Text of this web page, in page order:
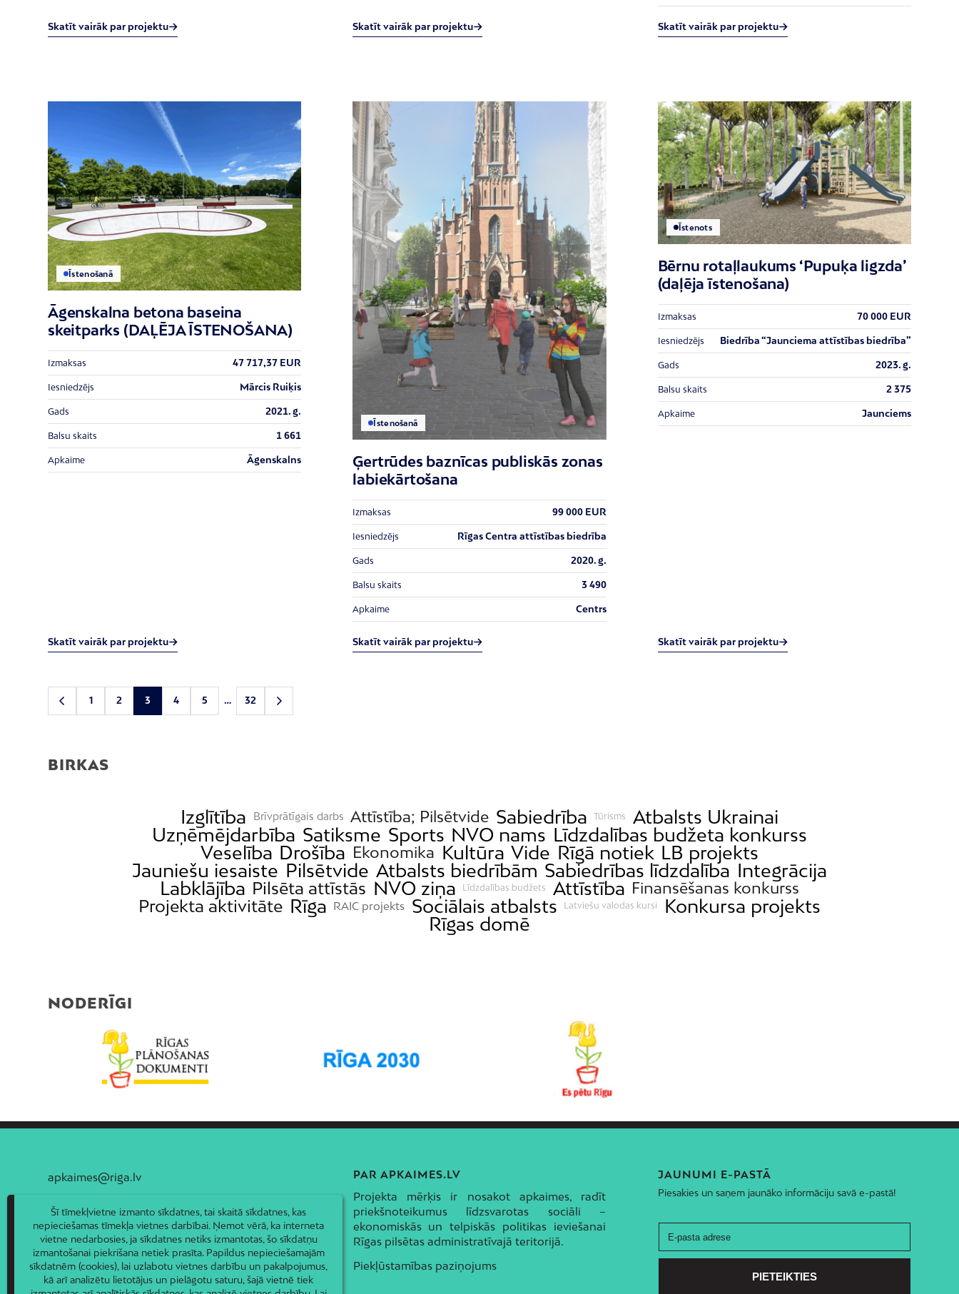
Skatīt vairāk par projektu Skatīt vairāk par projektu Skatīt vairāk par projektu
Īstenošanā
Āgenskalna betona baseina
skeitparks (DAĻĒJA ĪSTENOŠANA)
Izmaksas 47 717,37 EUR
Iesniedzējs Mārcis Ruiķis
Gads 2021. g.
Balsu skaits 1 661
Apkaime Āgenskalns
Skatīt vairāk par projektu
Īstenošanā
Ģertrūdes baznīcas publiskās zonas
labiekārtošana
Izmaksas 99 000 EUR
Iesniedzējs Rīgas Centra attīstības biedrība
Gads 2020. g.
Balsu skaits 3 490
Apkaime Centrs
Skatīt vairāk par projektu
Īstenots
Bērnu rotaļlaukums ‘Pupuķa ligzda’
(daļēja īstenošana)
Izmaksas 70 000 EUR
Iesniedzējs Biedrība “Jaunciema attīstības biedrība”
Gads 2023. g.
Balsu skaits 2 375
Apkaime Jaunciems
Skatīt vairāk par projektu
1 2 3 4 5 … 32
BIRKAS
Izglītība Brīvprātīgais darbs Attīstība; Pilsētvide Sabiedrība Tūrisms
Atbalsts Ukrainai
Uzņēmējdarbība Satiksme Sports NVO nams Līdzdalības budžeta konkurss
Veselība Drošība Ekonomika Kultūra Vide Rīgā notiek LB projekts
Jauniešu iesaiste Pilsētvide Atbalsts biedrībām Sabiedrības līdzdalība Integrācija
Labklājība Pilsēta attīstās NVO ziņa Līdzdalības budžets Attīstība Finansēšanas konkurss
Projekta aktivitāte Rīga RAIC projekts Sociālais atbalsts Latviešu valodas kursi
Konkursa projekts
Rīgas domē
NODERĪGI
apkaimes@riga.lv PAR APKAIMES.LV
Projekta mērķis ir nosakot apkaimes, radīt
priekšnoteikumus līdzsvarotas sociāli –
ekonomiskās un telpiskās politikas ieviešanai
Rīgas pilsētas administratīvajā teritorijā.
Piekļūstamības paziņojums
JAUNUMI E-PASTĀ
Piesakies un saņem jaunāko informāciju savā e-pastā!
Šī tīmekļvietne izmanto sīkdatnes, tai skaitā sīkdatnes, kas
nepieciešamas tīmekļa vietnes darbībai. Ņemot vērā, ka interneta
vietne nedarbosies, ja sīkdatnes netiks izmantotas, šo sīkdatņu
izmantošanai piekrišana netiek prasīta. Papildus nepieciešamajām
sīkdatnēm (cookies), lai uzlabotu vietnes darbību un pakalpojumus,
kā arī analizētu lietotājus un pielāgotu saturu, šajā vietnē tiek